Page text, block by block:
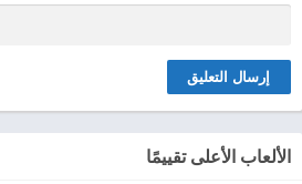
الألعاب الأعلى تقييمًا